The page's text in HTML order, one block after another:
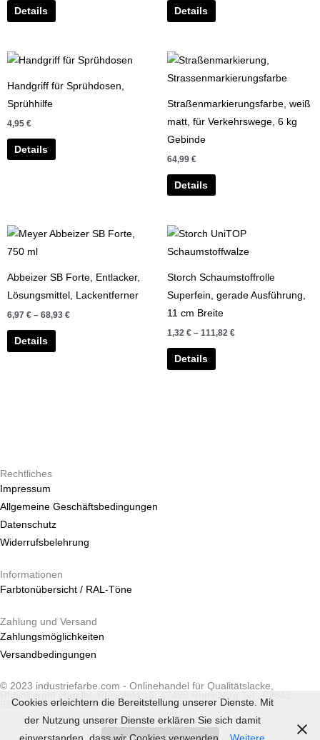
Details
der
Produktseite
Details
der
Produktseite
gewählt
werden
Handgriff für Sprühdosen,
Sprühhilfe
4,95 €
Details
Straßenmarkierungsfarbe, weiß
matt, für Verkehrswege, 6 kg
Gebinde
64,99 €
Details
Abbeizer SB Forte, Entlacker,
Lösungsmittel, Lackentferner
6,97 € – 68,93 €
Details
Dieses
Storch Schaumstoffrolle
Superfein, gerade Ausführung,
11 cm Breite
1,32 € – 111,82 €
Details
Dieses
Produkt
Die
Rechtliches
Impressum
Allgemeine Geschäftsbedingungen
Datenschutz
Widerrufsbelehrung
Informationen
Farbtonübersicht / RAL-Töne
Zahlung und Versand
Zahlungsmöglichkeiten
Versandbedingungen
© 2023 industriefarbe.com - Onlinehandel für Qualitätslacke,
923904, E-Mail: info@industriefarbe.com
Cookies erleichtern die Bereitstellung unserer Dienste. Mit
der Nutzung unserer Dienste erklären Sie sich damit